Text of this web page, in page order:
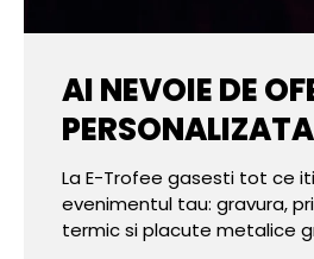
AI NEVOIE DE
La E-Trofee gasesti tot ce
evenimentul tau: gravura,
termic si placute metalice